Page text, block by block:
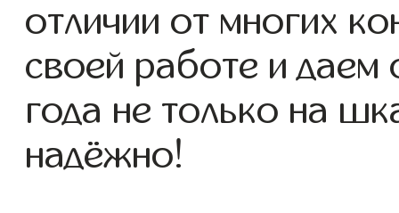
отличии от многих
своей работе и
года не только на
надёжно!